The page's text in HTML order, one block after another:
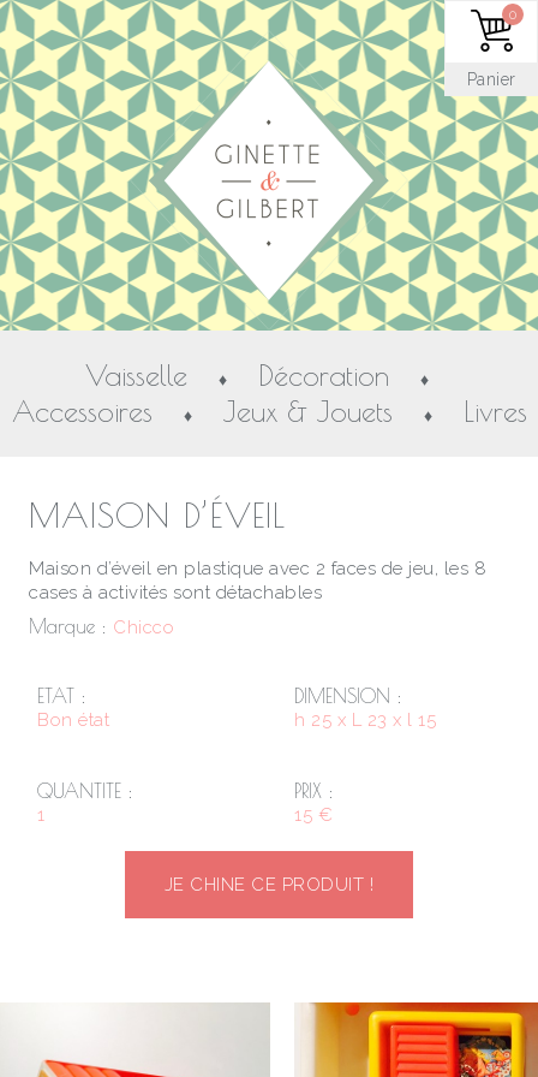
Vaisselle ♦ Décoration ♦
Accessoires ♦ Jeux & Jouets ♦ Livres
MAISON D’ÉVEIL
Maison d’éveil en plastique avec 2 faces de jeu, les 8
cases à activités sont détachables
Marque : Chicco
ETAT :
Bon état
DIMENSION :
h 25 x L 23 x l 15
QUANTITE :
1
PRIX :
15 €
JE CHINE CE PRODUIT !
Panier
0